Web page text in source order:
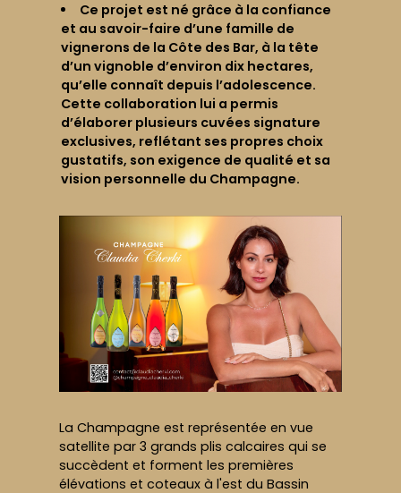
Ce projet est né grâce à la confiance
et au savoir-faire d’une famille de
vignerons de la Côte des Bar, à la tête
d’un vignoble d’environ dix hectares,
qu’elle connaît depuis l’adolescence.
Cette collaboration lui a permis
d’élaborer plusieurs cuvées signature
exclusives, reflétant ses propres choix
gustatifs, son exigence de qualité et sa
vision personnelle du Champagne.
La Champagne est représentée en vue
satellite par 3 grands plis calcaires qui se
succèdent et forment les premières
élévations et coteaux à l'est du Bassin